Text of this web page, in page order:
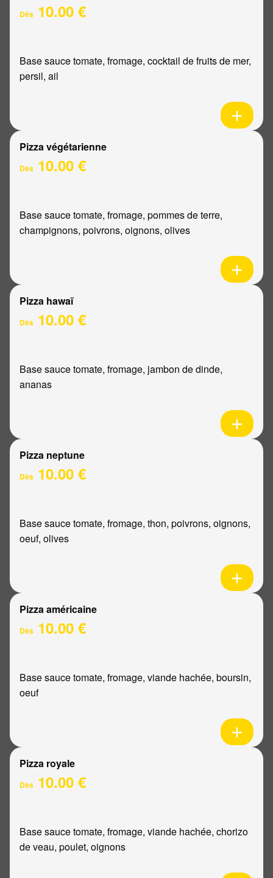
Dès 10.00 €
Base sauce tomate, fromage, cocktail de fruits de mer,
persil, ail
Pizza végétarienne
Dès 10.00 €
Base sauce tomate, fromage, pommes de terre,
champignons, poivrons, oignons, olives
Pizza hawaï
Dès 10.00 €
Base sauce tomate, fromage, jambon de dinde,
ananas
Pizza neptune
Dès 10.00 €
Base sauce tomate, fromage, thon, poivrons, oignons,
oeuf, olives
Pizza américaine
Dès 10.00 €
Base sauce tomate, fromage, viande hachée, boursin,
oeuf
Pizza royale
Dès 10.00 €
Base sauce tomate, fromage, viande hachée, chorizo
de veau, poulet, oignons